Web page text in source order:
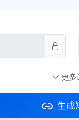
更多
生成